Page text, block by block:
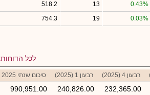
0.43%
13
518.2
0.03%
19
754.3
לכל הדוחות
רבעון 4 (2025) רבעון 1 (2025) סיכום שנתי 2025
232,365.00
240,826.00
990,951.00